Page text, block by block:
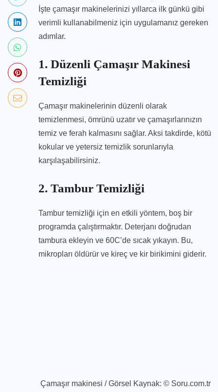
İşte çamaşır makinelerinizi yıllarca ilk günkü gibi
verimli kullanabilmeniz için uygulamanız gereken
adımlar.
1. Düzenli Çamaşır Makinesi
Temizliği
Çamaşır makinelerinin düzenli olarak
temizlenmesi, ömrünü uzatır ve çamaşırlarınızın
temiz ve ferah kalmasını sağlar. Aksi takdirde, kötü
kokular ve yetersiz temizlik sorunlarıyla
karşılaşabilirsiniz.
2. Tambur Temizliği
Tambur temizliği için en etkili yöntem, boş bir
programda çalıştırmaktır. Deterjanı doğrudan
tambura ekleyin ve 60C’de sıcak yıkayın. Bu,
mikropları öldürür ve kireç ve kir birikimini giderir.
Çamaşır makinesi / Görsel Kaynak: © Soru.com.tr